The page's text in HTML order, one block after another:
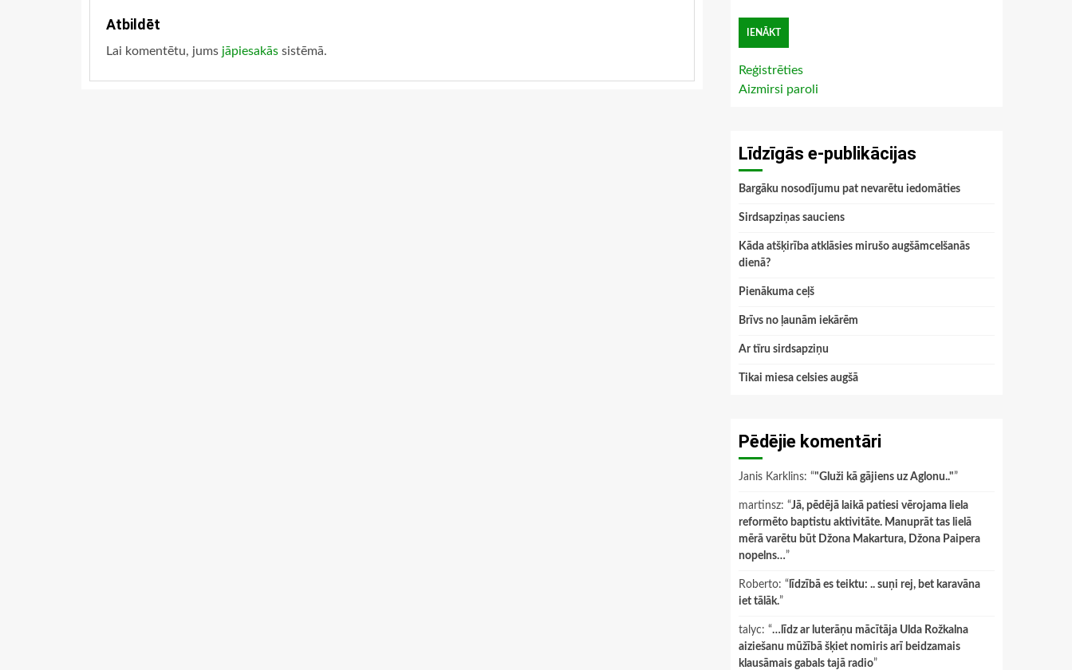
Atbildēt
Lai komentētu, jums jāpiesakās sistēmā.
Reģistrēties
Aizmirsi paroli
Līdzīgās e-publikācijas
Bargāku nosodījumu pat nevarētu iedomāties
Sirdsapziņas sauciens
Kāda atšķirība atklāsies mirušo augšāmcelšanās
dienā?
Pienākuma ceļš
Brīvs no ļaunām iekārēm
Ar tīru sirdsapziņu
Tikai miesa celsies augšā
Pēdējie komentāri
Janis Karklins: “"Gluži kā gājiens uz Aglonu.."”
martinsz: “Jā, pēdējā laikā patiesi vērojama liela
reformēto baptistu aktivitāte. Manuprāt tas lielā
mērā varētu būt Džona Makartura, Džona Paipera
nopelns…”
Roberto: “ līdzībā es teiktu: .. suņi rej, bet karavāna
iet tālāk.”
talyc: “…līdz ar luterāņu mācītāja Ulda Rožkalna
aiziešanu mūžībā šķiet nomiris arī beidzamais
klausāmais gabals tajā radio”